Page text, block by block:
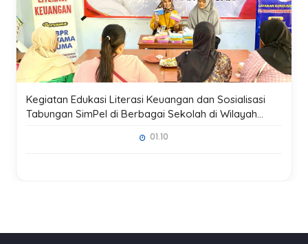
Kegiatan Edukasi Literasi Keuangan dan Sosialisasi
Tabungan SimPel di Berbagai Sekolah di Wilayah
01.10